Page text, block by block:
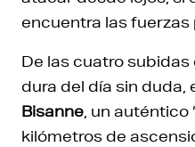
encuentra las
De las cuatro
dura del día sin duda,
Bisanne, un auténtico
kilómetros de